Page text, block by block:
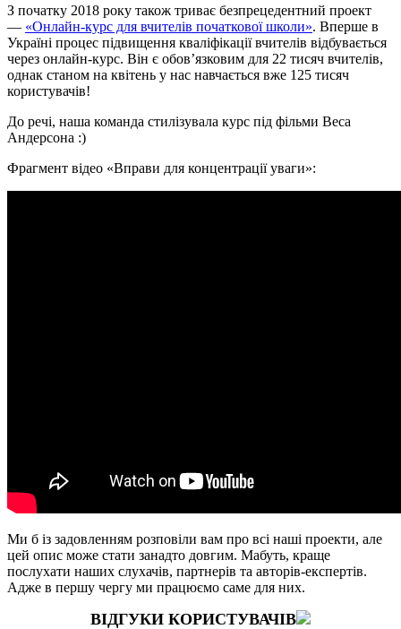
З початку 2018 року також триває безпрецедентний проект
— «Онлайн-курс для вчителів початкової школи». Вперше в
Україні процес підвищення кваліфікації вчителів відбувається
через онлайн-курс. Він є обов’язковим для 22 тисяч вчителів,
однак станом на квітень у нас навчається вже 125 тисяч
користувачів!
До речі, наша команда стилізувала курс під фільми Веса
Андерсона :)
Фрагмент відео «Вправи для концентрації уваги»:
Ми б із задовленням розповіли вам про всі наші проекти, але
цей опис може стати занадто довгим. Мабуть, краще
послухати наших слухачів, партнерів та авторів-експертів.
Адже в першу чергу ми працюємо саме для них.
ВІДГУКИ КОРИСТУВАЧІВ